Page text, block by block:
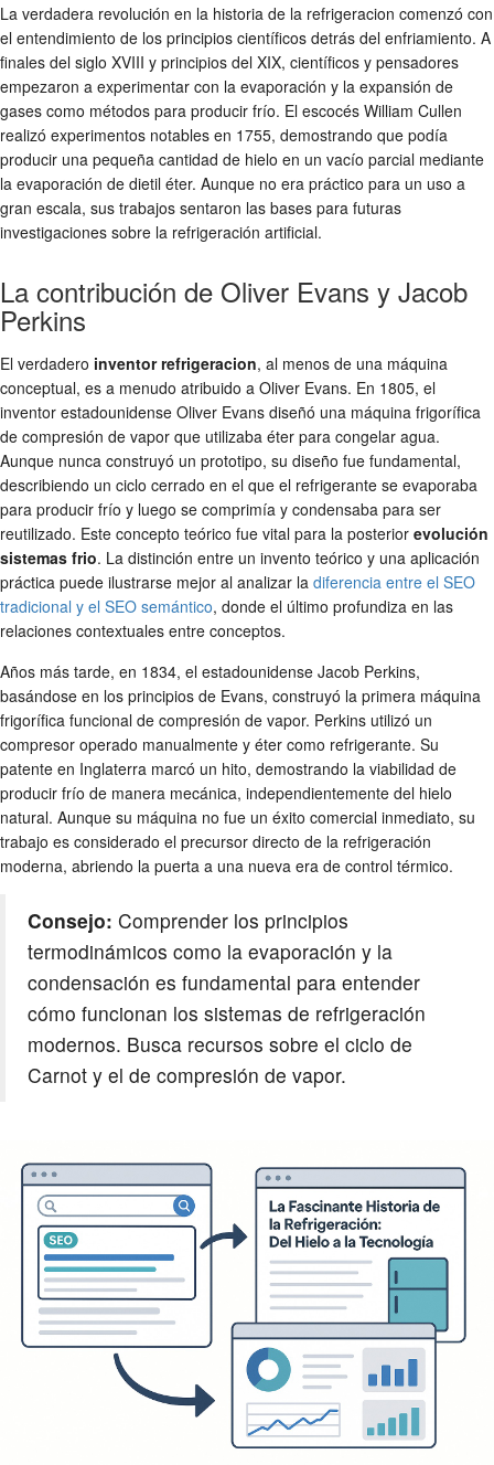
La verdadera revolución en la historia de la refrigeracion comenzó con
el entendimiento de los principios científicos detrás del enfriamiento. A
finales del siglo XVIII y principios del XIX, científicos y pensadores
empezaron a experimentar con la evaporación y la expansión de
gases como métodos para producir frío. El escocés William Cullen
realizó experimentos notables en 1755, demostrando que podía
producir una pequeña cantidad de hielo en un vacío parcial mediante
la evaporación de dietil éter. Aunque no era práctico para un uso a
gran escala, sus trabajos sentaron las bases para futuras
investigaciones sobre la refrigeración artificial.
La contribución de Oliver Evans y Jacob
Perkins
El verdadero inventor refrigeracion, al menos de una máquina
conceptual, es a menudo atribuido a Oliver Evans. En 1805, el
inventor estadounidense Oliver Evans diseñó una máquina frigorífica
de compresión de vapor que utilizaba éter para congelar agua.
Aunque nunca construyó un prototipo, su diseño fue fundamental,
describiendo un ciclo cerrado en el que el refrigerante se evaporaba
para producir frío y luego se comprimía y condensaba para ser
reutilizado. Este concepto teórico fue vital para la posterior evolución
sistemas frio. La distinción entre un invento teórico y una aplicación
práctica puede ilustrarse mejor al analizar la diferencia entre el SEO
tradicional y el SEO semántico, donde el último profundiza en las
relaciones contextuales entre conceptos.
Años más tarde, en 1834, el estadounidense Jacob Perkins,
basándose en los principios de Evans, construyó la primera máquina
frigorífica funcional de compresión de vapor. Perkins utilizó un
compresor operado manualmente y éter como refrigerante. Su
patente en Inglaterra marcó un hito, demostrando la viabilidad de
producir frío de manera mecánica, independientemente del hielo
natural. Aunque su máquina no fue un éxito comercial inmediato, su
trabajo es considerado el precursor directo de la refrigeración
moderna, abriendo la puerta a una nueva era de control térmico.
Consejo: Comprender los principios
termodinámicos como la evaporación y la
condensación es fundamental para entender
cómo funcionan los sistemas de refrigeración
modernos. Busca recursos sobre el ciclo de
Carnot y el de compresión de vapor.